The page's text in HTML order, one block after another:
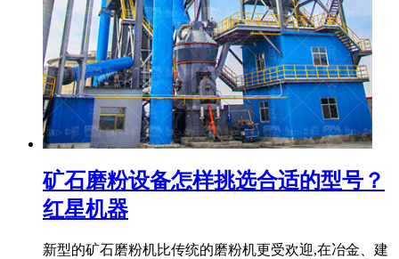
矿石磨粉设备怎样挑选合适的型号？
红星机器
新型的矿石磨粉机比传统的磨粉机更受欢迎,在冶金、建